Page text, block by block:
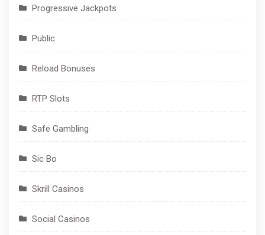
Progressive Jackpots
Public
Reload Bonuses
RTP Slots
Safe Gambling
Sic Bo
Skrill Casinos
Social Casinos